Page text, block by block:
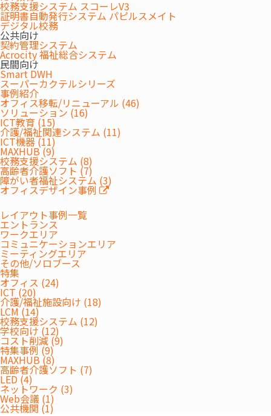
校務支援システム スコーレV3
証明書自動発行システム パピルスメイト
デジタル校務
公共向け
契約管理システム
Acrocity 福祉総合システム
民間向け
Smart DWH
スーパーカクテルシリーズ
事例紹介
オフィス移転/リニューアル (46)
ソリューション (16)
ICT教育 (15)
介護/福祉関連システム (11)
ICT機器 (11)
MAXHUB (9)
校務支援システム (8)
高齢者介護ソフト (7)
障がい者福祉システム (3)
オフィスデザイン事例
レイアウト事例一覧
エントランス
ワークエリア
コミュニケーションエリア
ミーティングエリア
その他/ソロブース
特集
オフィス (24)
ICT (20)
介護/福祉施設向け (18)
LCM (14)
校務支援システム (12)
学校向け (12)
コスト削減 (9)
特集事例 (9)
MAXHUB (8)
高齢者介護ソフト (7)
LED (4)
ネットワーク (3)
Web会議 (1)
公共機関 (1)